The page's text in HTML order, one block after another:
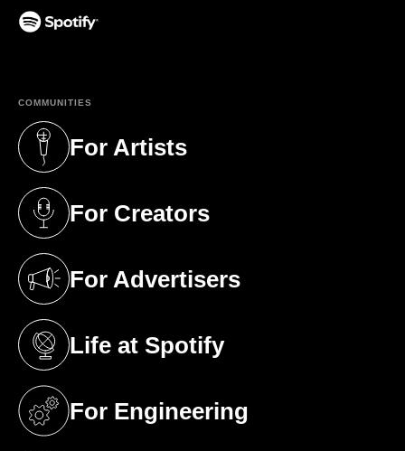
COMMUNITIES
For Artists
(opens in a new tab)
For Creators
(opens in a new tab)
For Advertisers
(opens in a new tab)
Life at Spotify
(opens in a new tab)
For Engineering
(opens in a new tab)